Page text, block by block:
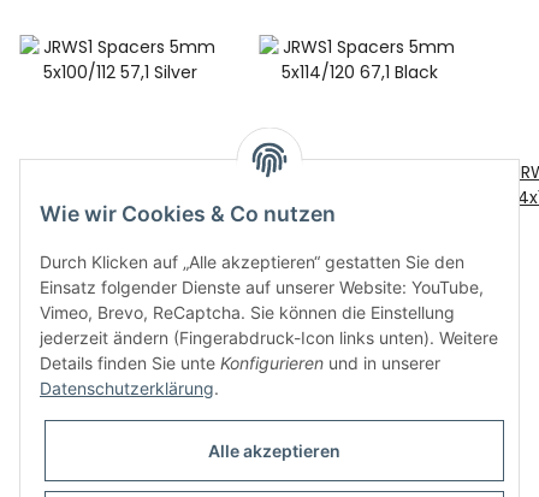
35,00 €*
JRWS1 Spacers 5mm
35,00 €
Wie wir Cookies & Co nutzen
Durch Klicken auf „Alle akzeptieren“ gestatten Sie den
Einsatz folgender Dienste auf unserer Website: YouTube,
Vimeo, Brevo, ReCaptcha. Sie können die Einstellung
jederzeit ändern (Fingerabdruck-Icon links unten). Weitere
Details finden Sie unte Konfigurieren und in unserer
Datenschutzerklärung.
Alle akzeptieren